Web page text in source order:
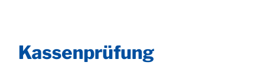
Kassenprüfung